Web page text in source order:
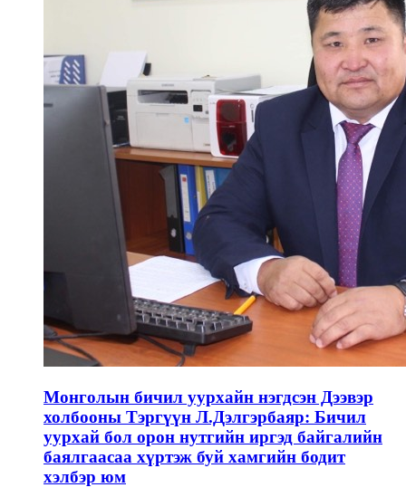
Монголын бичил уурхайн нэгдсэн Дээвэр
холбооны Тэргүүн Л.Дэлгэрбаяр: Бичил
уурхай бол орон нутгийн иргэд байгалийн
баялгаасаа хүртэж буй хамгийн бодит
хэлбэр юм